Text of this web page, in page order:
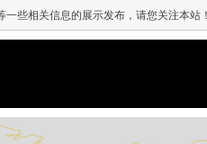
一些相关信息的展示发布，请您关注本站！